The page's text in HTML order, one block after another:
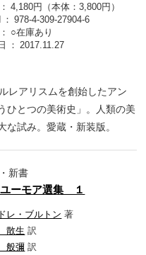
4,180円（本体：3,800円）
978-4-309-27904-6
○在庫あり
2017.11.27
レアリスムを創始したアン
ひとつの美術史」。人類の美
試み。愛蔵・新装版。
新書
ーモア選集 １
レ・ブルトン 著
散生 訳
般彌 訳